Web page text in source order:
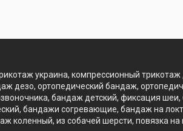
украина, компрессионный
дезо, ортопедический бандаж,
бандаж детский, фиксация
бандажи согревающие, бандаж на
коленный, из собачей шерсти, повязка